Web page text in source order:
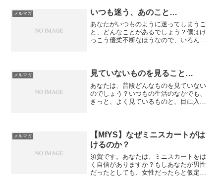
メルマガ いつも迷う、あのこと…
あなたがいつものように迷ってしまうこ
と、どんなことがあるでしょう？僕はけ
っこう優柔不断なほうなので、いろんな
たいに見えるらしいので、モ...
メルマガ 見ていないものを見ること…
あなたは、普段どんなものを見ていない
のでしょう？いつもの生活のなかでも、
きっと、よく見ているものと、目に入っ
ってくる。そういう脳の作用で...
メルマガ
【MfYS】なぜミニスカートがは
けるのか？
須賀です。あなたは、ミニスカートをは
く自信がありますか？もしあなたが男性
だったとしても、女性だったらと仮定し